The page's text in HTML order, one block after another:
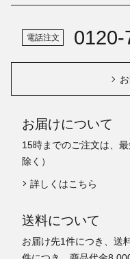
電話注文 0120-
お届けについて
15時までのご注文は、
除く）
詳しくはこちら
送料について
お届け先1件につき、送